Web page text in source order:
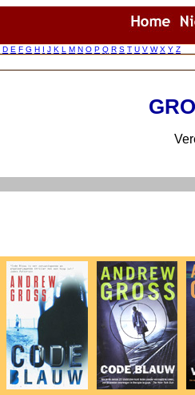
D E F G H I J K L M N O P Q R S T U V W X Y Z